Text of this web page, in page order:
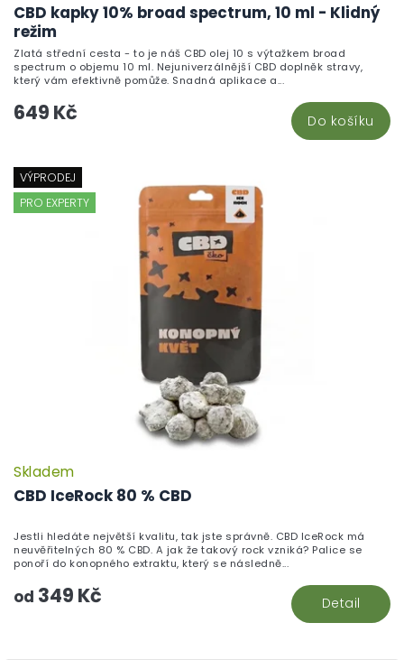
CBD kapky 10% broad spectrum, 10 ml - Klidný
režim
649 Kč Do košíku
Zlatá střední cesta - to je náš CBD olej 10 s výtažkem broad
spectrum o objemu 10 ml. Nejuniverzálnější CBD doplněk stravy,
který vám efektivně pomůže. Snadná aplikace a...
VÝPRODEJ
PRO EXPERTY
CBD IceRock 80 % CBD
Skladem
od 349 Kč Detail
Jestli hledáte největší kvalitu, tak jste správně. CBD IceRock má
neuvěřitelných 80 % CBD. A jak že takový rock vzniká? Palice se
ponoří do konopného extraktu, který se následně...